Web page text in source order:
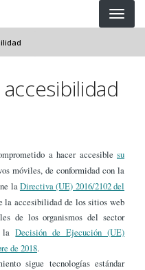
principal
a hacer accesible su
móviles, de conformidad con la
laDirectiva (UE) 2016/2102 del
la accesibilidad de los sitios web
de los organismos del sector
laDecisión de Ejecución (UE)
de 2018.
sigue tecnologías estándar